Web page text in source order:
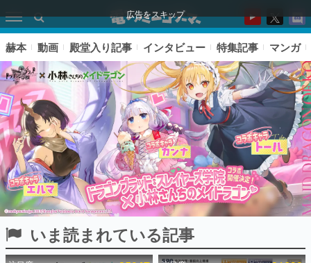
広告をスキップ
ピックアップ
赫本 動画 殿堂入り記事 インタビュー 特集記事 マンガ
いま読まれている記事